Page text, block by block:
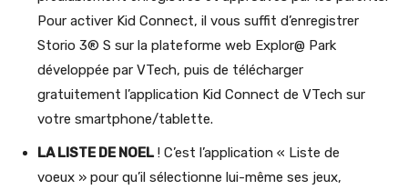
Pour activer Kid Connect, il vous suffit d’enregistrer
Storio 3® S sur la plateforme web Explor@ Park
développée par VTech, puis de télécharger
gratuitement l’application Kid Connect de VTech sur
votre smartphone/tablette.
LA LISTE DE NOEL! C’est l’application « Liste de
voeux » pour qu’il sélectionne lui-même ses jeux,